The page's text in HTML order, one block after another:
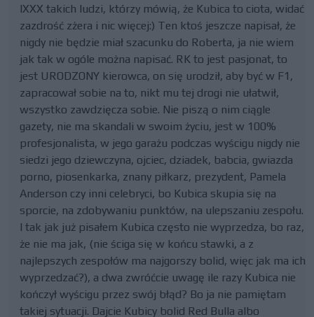
IXXX takich ludzi, którzy mówią, że Kubica to ciota, widać
zazdrość zżera i nic więcej:) Ten ktoś jeszcze napisał, że
nigdy nie będzie miał szacunku do Roberta, ja nie wiem
jak tak w ogóle można napisać. RK to jest pasjonat, to
jest URODZONY kierowca, on się urodził, aby być w F1,
zapracował sobie na to, nikt mu tej drogi nie ułatwił,
wszystko zawdzięcza sobie. Nie piszą o nim ciągle
gazety, nie ma skandali w swoim życiu, jest w 100%
profesjonalista, w jego garażu podczas wyścigu nigdy nie
siedzi jego dziewczyna, ojciec, dziadek, babcia, gwiazda
porno, piosenkarka, znany piłkarz, prezydent, Pamela
Anderson czy inni celebryci, bo Kubica skupia się na
sporcie, na zdobywaniu punktów, na ulepszaniu zespołu.
I tak jak już pisałem Kubica często nie wyprzedza, bo raz,
że nie ma jak, (nie ściga się w końcu stawki, a z
najlepszych zespołów ma najgorszy bolid, więc jak ma ich
wyprzedzać?), a dwa zwróćcie uwagę ile razy Kubica nie
kończył wyścigu przez swój błąd? Bo ja nie pamiętam
takiej sytuacji. Dajcie Kubicy bolid Red Bulla albo